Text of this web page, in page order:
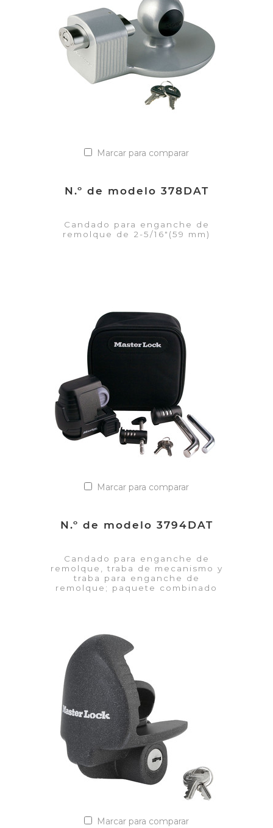
Añadir a la lista de cotización
Marcar para comparar
N.º de modelo 378DAT
Candado para enganche de
remolque de 2-5/16"(59 mm)
VER DETALLES
Añadir a la lista de cotización
Marcar para comparar
N.º de modelo 3794DAT
Candado para enganche de
remolque, traba de mecanismo y
traba para enganche de
remolque; paquete combinado
VER DETALLES
Añadir a la lista de cotización
Marcar para comparar